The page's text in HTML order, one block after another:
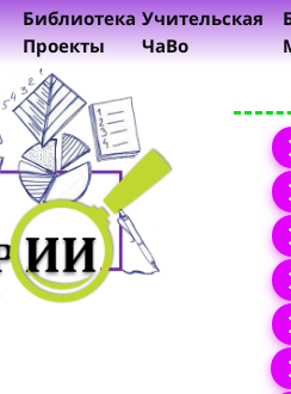
Библиотека
Проекты
Учительская
ЧаВо